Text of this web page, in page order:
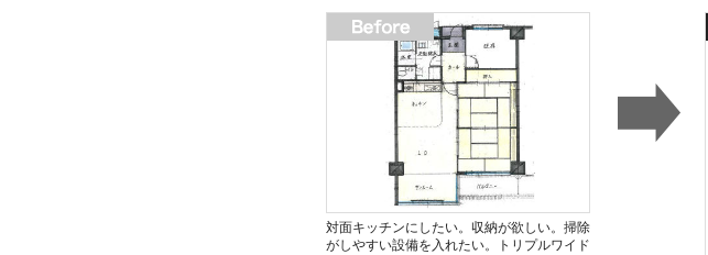
対面キッチンにしたい。収納が欲しい。掃除
がしやすい設備を入れたい。トリプルワイド